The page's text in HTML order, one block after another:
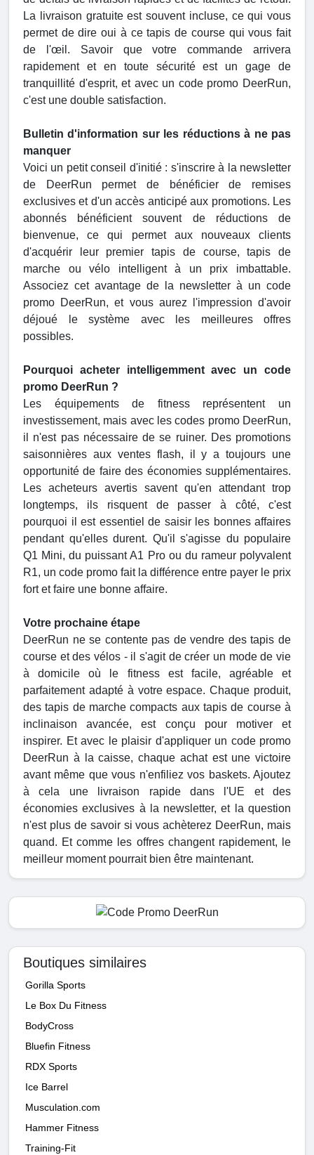
La livraison gratuite est souvent incluse, ce qui vous
permet de dire oui à ce tapis de course qui vous fait
de l'œil. Savoir que votre commande arrivera
rapidement et en toute sécurité est un gage de
tranquillité d'esprit, et avec un code promo DeerRun,
c'est une double satisfaction.
Bulletin d'information sur les réductions à ne pas
manquer
Voici un petit conseil d'initié : s'inscrire à la newsletter
de DeerRun permet de bénéficier de remises
exclusives et d'un accès anticipé aux promotions. Les
abonnés bénéficient souvent de réductions de
bienvenue, ce qui permet aux nouveaux clients
d'acquérir leur premier tapis de course, tapis de
marche ou vélo intelligent à un prix imbattable.
Associez cet avantage de la newsletter à un code
promo DeerRun, et vous aurez l'impression d'avoir
déjoué le système avec les meilleures offres
possibles.
Pourquoi acheter intelligemment avec un code
promo DeerRun ?
Les équipements de fitness représentent un
investissement, mais avec les codes promo DeerRun,
il n'est pas nécessaire de se ruiner. Des promotions
saisonnières aux ventes flash, il y a toujours une
opportunité de faire des économies supplémentaires.
Les acheteurs avertis savent qu'en attendant trop
longtemps, ils risquent de passer à côté, c'est
pourquoi il est essentiel de saisir les bonnes affaires
pendant qu'elles durent. Qu'il s'agisse du populaire
Q1 Mini, du puissant A1 Pro ou du rameur polyvalent
R1, un code promo fait la différence entre payer le prix
fort et faire une bonne affaire.
Votre prochaine étape
DeerRun ne se contente pas de vendre des tapis de
course et des vélos - il s'agit de créer un mode de vie
à domicile où le fitness est facile, agréable et
parfaitement adapté à votre espace. Chaque produit,
des tapis de marche compacts aux tapis de course à
inclinaison avancée, est conçu pour motiver et
inspirer. Et avec le plaisir d'appliquer un code promo
DeerRun à la caisse, chaque achat est une victoire
avant même que vous n'enfiliez vos baskets. Ajoutez
à cela une livraison rapide dans l'UE et des
économies exclusives à la newsletter, et la question
n'est plus de savoir si vous achèterez DeerRun, mais
quand. Et comme les offres changent rapidement, le
meilleur moment pourrait bien être maintenant.
Boutiques similaires
Gorilla Sports
Le Box Du Fitness
BodyCross
Bluefin Fitness
RDX Sports
Ice Barrel
Musculation.com
Hammer Fitness
Training-Fit